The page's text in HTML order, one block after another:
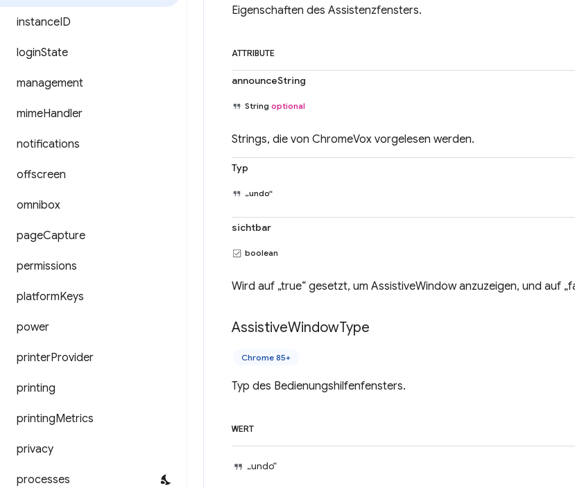
instanceID
loginState
management
mimeHandler
notifications
offscreen
omnibox
pageCapture
permissions
platformKeys
power
printerProvider
printing
printingMetrics
privacy
processes
Eigenschaften des Assistenzfensters.
ATTRIBUTE
announceString
String optional
Strings, die von ChromeVox vorgelesen werden.
Typ
„undo“
sichtbar
boolean
Wird auf „true“ gesetzt, um AssistiveWindow anzuzeigen, und auf
AssistiveWindowType
Chrome 85+
Typ des Bedienungshilfenfensters.
WERT
„undo“